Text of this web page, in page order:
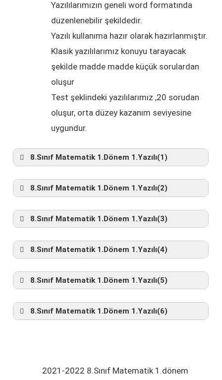
Yazılılarımızın geneli word formatında
düzenlenebilir şekildedir.
Yazılı kullanıma hazır olarak hazırlanmıştır.
Klasik yazılılarımız konuyu tarayacak
şekilde madde madde küçük sorulardan
oluşur
Test şeklindeki yazılılarımız ,20 sorudan
oluşur, orta düzey kazanım seviyesine
uygundur.
8.Sınıf Matematik 1.Dönem 1.Yazılı(1)
Word formatında İndir
PDF Formatında İndir
Yazılının Çözümleri
8.Sınıf Matematik 1.Dönem 1.Yazılı(2)
Word formatında İndir
PDF Formatında İndir
Yazılının Çözümleri
8.Sınıf Matematik 1.Dönem 1.Yazılı(3)
Word formatında İndir
PDF Formatında İndir
8.Sınıf Matematik 1.Dönem 1.Yazılı(4)
8.Sınıf Matematik 1.Dönem 1.Yazılı(5)
8.Sınıf Matematik 1.Dönem 1.Yazılı(6)
2021-2022 8.Sınıf Matematik 1.dönem